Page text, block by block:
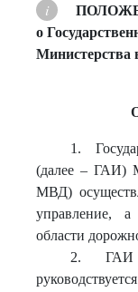
о
Министерства
1.
(далее – ГАИ)
МВД)
управление,
области
2. ГАИ
руководствуется